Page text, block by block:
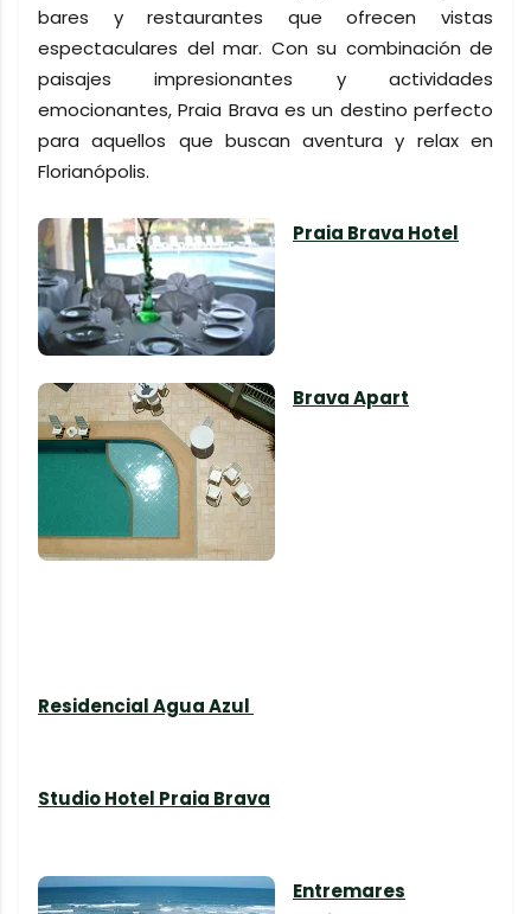
bares y restaurantes que ofrecen vistas
espectaculares del mar. Con su combinación de
paisajes impresionantes y actividades
emocionantes, Praia Brava es un destino perfecto
para aquellos que buscan aventura y relax en
Florianópolis.
Praia Brava Hotel
Brava Apart
Residencial Agua Azul
Studio Hotel Praia Brava
Entremares